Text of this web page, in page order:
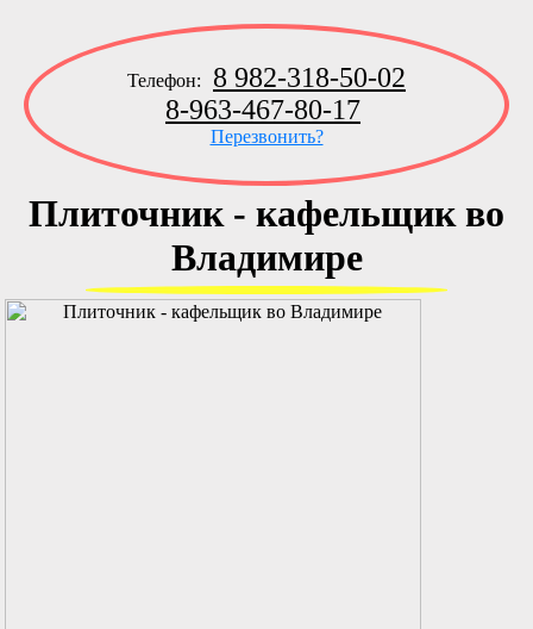
Телефон:
8 982-318-50-02
8-963-467-80-17
Перезвонить?
Плиточник - кафельщик во
Владимире